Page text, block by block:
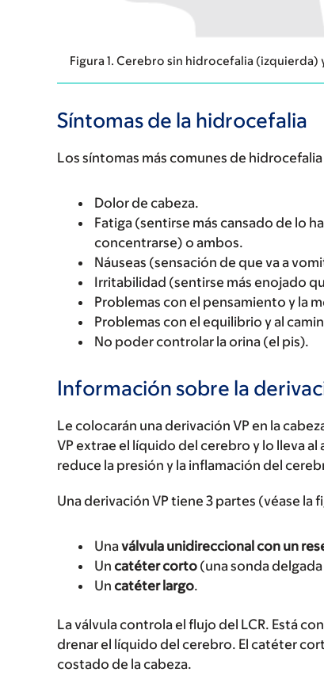
Figura 1. Cerebro sin hidrocefalia
Síntomas de la hidrocefalia
Los síntomas más comunes de
Dolor de cabeza.
Fatiga (sentirse más cansado de lo
concentrarse) o ambos.
Náuseas (sensación de que va a
Irritabilidad (sentirse más enojado
Problemas con el pensamiento y la
Problemas con el equilibrio y al
No poder controlar la orina (el pis).
Información sobre la
Le colocarán una derivación VP en la
VP extrae el líquido del cerebro y lo lleva
reduce la presión y la inflamación del
Una derivación VP tiene 3 partes (véase la
Unaválvula unidireccional con un
Un catéter corto (una sonda
Un catéter largo.
La válvula controla el flujo del LCR. Está
drenar el líquido del cerebro. El catéter
costado de la cabeza.